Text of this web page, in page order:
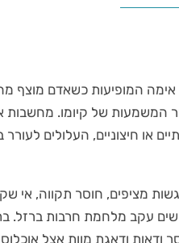
המופיעות כשאדם מוצף
של קיומו. מחשבות
או חיצוניים, העלולים
מציפים, חוסר תקווה, אי
עקב מלחמת חרבות ברזל.
ודאגת מוות אצל